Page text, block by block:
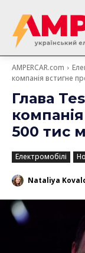
AMPERCAR.com
компанія встигне
Глава
500 тис
Електромобілі
Nataliya